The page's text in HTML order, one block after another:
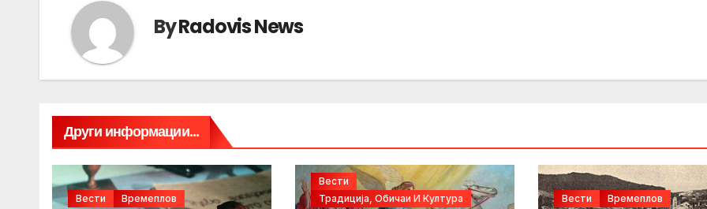
ByRadovis News
Други информации...
Вести Времеплов
Вести
Традиција, Обичаи И Култура
Вести Времеплов